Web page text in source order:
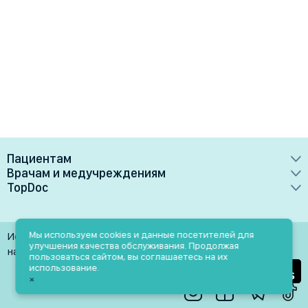
Пациентам
Врачи
Клиники
Лаборатории
Услуги
Блог
Акции и скидки
Врачам и медучреждениям
Преимущества
Медучреждениям
Врачам
TopDoc
Контакты
Помощь
Использование материалов разрешено только при
наличии активной ссылки на источник
Мы используем cookies и данные посетителей для
улучшения качества обслуживания. Продолжая
пользоваться сайтом, вы соглашаетесь на их
использование.
×